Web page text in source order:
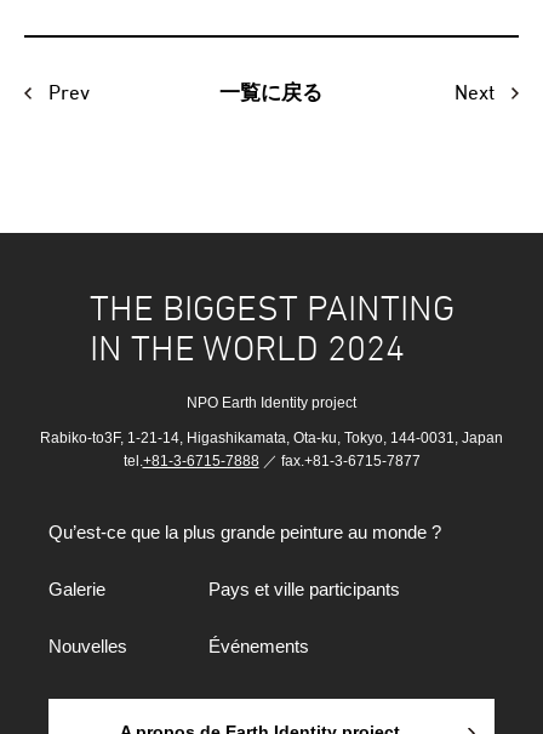
Prev 一覧に戻る Next
THE BIGGEST PAINTING
IN THE WORLD 2024
NPO Earth Identity project
Rabiko-to3F, 1-21-14, Higashikamata, Ota-ku, Tokyo, 144-0031, Japan
tel.+81-3-6715-7888／ fax.+81-3-6715-7877
Qu’est-ce que la plus grande peinture au monde ?
Galerie Pays et ville participants
Nouvelles Événements